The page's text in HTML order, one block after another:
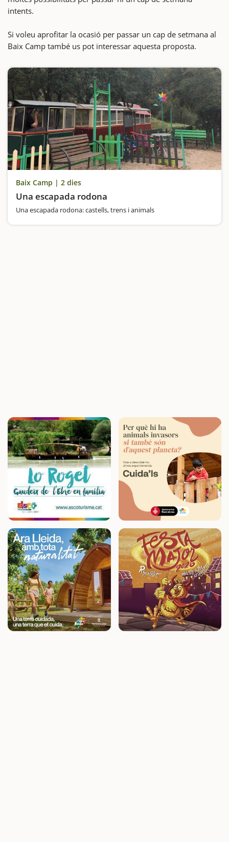
intents.
Si voleu aprofitar la ocasió per passar un cap de setmana al
Baix Camp també us pot interessar aquesta proposta.
Baix Camp | 2 dies
Una escapada rodona
Una escapada rodona: castells, trens i animals